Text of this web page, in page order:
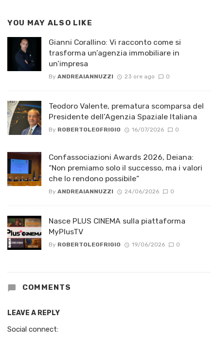
YOU MAY ALSO LIKE
Gianni Corallino: Vi racconto come si
trasforma un’agenzia immobiliare in
un’impresa
By ANDREAIANNUZZI 23 ore ago 0
Teodoro Valente, prematura scomparsa del
Presidente dell’Agenzia Spaziale Italiana
By ROBERTOLEOFRIGIO 16/07/2026 0
Confassociazioni Awards 2026, Deiana:
“Non premiamo solo il successo, ma i valori
che lo rendono possibile”
By ANDREAIANNUZZI 24/06/2026 0
Nasce PLUS CINEMA sulla piattaforma
MyPlusTV
By ROBERTOLEOFRIGIO 19/06/2026 0
COMMENTS
LEAVE A REPLY
Social connect: